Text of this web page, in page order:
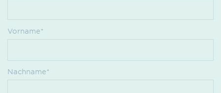
Vorname*
Nachname*